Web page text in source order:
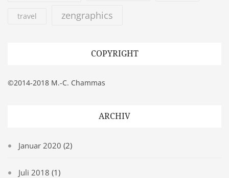
travel zengraphics
COPYRIGHT
©2014-2018 M.-C. Chammas
ARCHIV
Januar 2020 (2)
Juli 2018 (1)